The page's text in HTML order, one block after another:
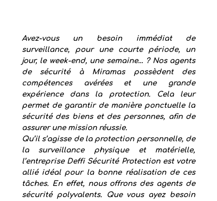
Avez-vous un besoin immédiat de
surveillance, pour une courte période, un
jour, le week-end, une semaine… ? Nos agents
de sécurité à Miramaspossèdent des
compétences avérées et une grande
expérience dans la protection. Cela leur
permet de garantir de manière ponctuelle la
sécurité des biens et des personnes, afin de
assurer une mission réussie.
Qu’il s’agisse de la protection personnelle, de
la surveillance physique et matérielle,
l’entreprise Deffi Sécurité Protectionest votre
allié idéal pour la bonne réalisation de ces
tâches. En effet, nous offrons des agents de
sécurité polyvalents. Que vous ayez besoin